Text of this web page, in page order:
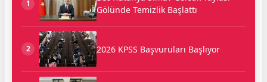
1
Gölünde Temizlik Başlattı
2 2026 KPSS Başvuruları Başlıyor